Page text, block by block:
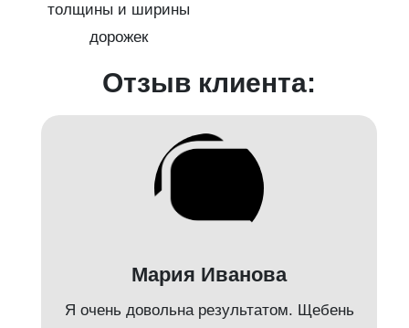
толщины и ширины
дорожек
Отзыв клиента:
Мария Иванова
Я очень довольна результатом. Щебень